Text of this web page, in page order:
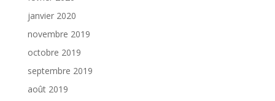
janvier 2020
novembre 2019
octobre 2019
septembre 2019
août 2019